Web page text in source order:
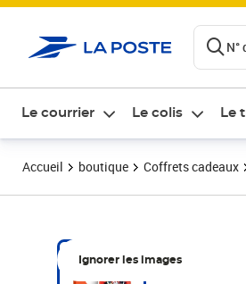
N°
Le courrier Le colis Le
Accueil boutique Coffrets cadeaux
Ignorer les images